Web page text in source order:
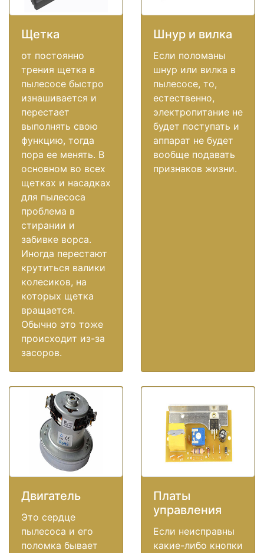
Щетка
от постоянно
трения щетка в
пылесосе быстро
изнашивается и
перестает
выполнять свою
функцию, тогда
пора ее менять. В
основном во всех
щетках и насадках
для пылесоса
проблема в
стирании и
забивке ворса.
Иногда перестают
крутиться валики
колесиков, на
которых щетка
вращается.
Обычно это тоже
происходит из-за
засоров.
Шнур и вилка
Если поломаны
шнур или вилка в
пылесосе, то,
естественно,
электропитание не
будет поступать и
аппарат не будет
вообще подавать
признаков жизни.
Двигатель
Это сердце
пылесоса и его
поломка бывает
Платы
управления
Если неисправны
какие-либо кнопки